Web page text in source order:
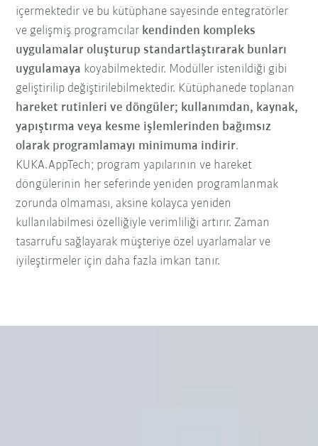
içermektedir ve bu kütüphane sayesinde entegratörler
ve gelişmiş programcılar kendinden kompleks
uygulamalar oluşturup standartlaştırarak bunları
uygulamaya koyabilmektedir. Modüller istenildiği gibi
geliştirilip değiştirilebilmektedir. Kütüphanede toplanan
hareket rutinleri ve döngüler; kullanımdan, kaynak,
yapıştırma veya kesme işlemlerinden bağımsız
olarak programlamayı minimuma indirir.
KUKA.AppTech; program yapılarının ve hareket
döngülerinin her seferinde yeniden programlanmak
zorunda olmaması, aksine kolayca yeniden
kullanılabilmesi özelliğiyle verimliliği artırır. Zaman
tasarrufu sağlayarak müşteriye özel uyarlamalar ve
iyileştirmeler için daha fazla imkan tanır.